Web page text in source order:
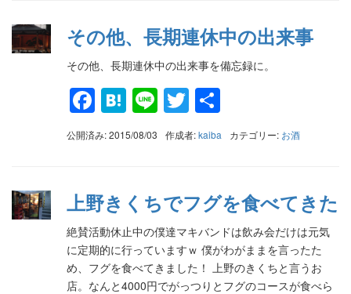
その他、長期連休中の出来事
その他、長期連休中の出来事を備忘録に。
Facebook
Hatena
LineTwitter
有
公開済み: 2015/08/03 作成者:kaiba カテゴリー: お酒
上野きくちでフグを食べてきた
絶賛活動休止中の僕達マキバンドは飲み会だけは元気
に定期的に行っていますｗ 僕がわがままを言ったた
め、フグを食べてきました！ 上野のきくちと言うお
店。なんと4000円でがっつりとフグのコースが食べら